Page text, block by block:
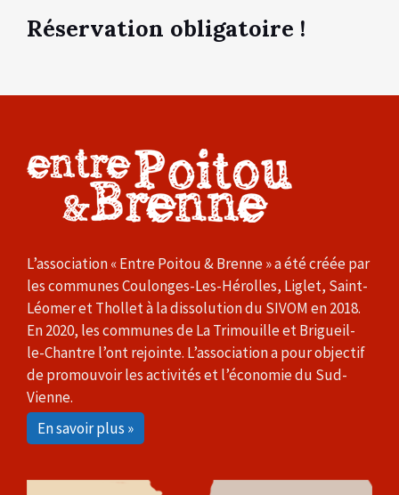
Réservation obligatoire !
L’association « Entre Poitou & Brenne » a été créée par
les communes Coulonges-Les-Hérolles, Liglet, Saint-
Léomer et Thollet à la dissolution du SIVOM en 2018.
En 2020, les communes de La Trimouille et Brigueil-
le-Chantre l’ont rejointe. L’association a pour objectif
de promouvoir les activités et l’économie du Sud-
Vienne.
En savoir plus »